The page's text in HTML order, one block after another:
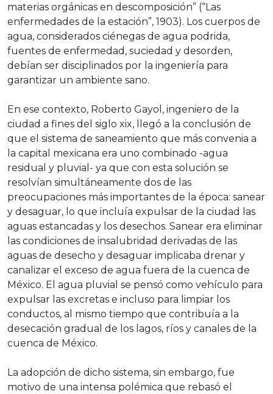
materias orgánicas en descomposición” (“Las
enfermedades de la estación”, 1903). Los cuerpos de
agua, considerados ciénegas de agua podrida,
fuentes de enfermedad, suciedad y desorden,
debían ser disciplinados por la ingeniería para
garantizar un ambiente sano.
En ese contexto, Roberto Gayol, ingeniero de la
ciudad a fines del siglo xix, llegó a la conclusión de
que el sistema de saneamiento que más convenia a
la capital mexicana era uno combinado -agua
residual y pluvial- ya que con esta solución se
resolvían simultáneamente dos de las
preocupaciones más importantes de la época: sanear
y desaguar, lo que incluía expulsar de la ciudad las
aguas estancadas y los desechos. Sanear era eliminar
las condiciones de insalubridad derivadas de las
aguas de desecho y desaguar implicaba drenar y
canalizar el exceso de agua fuera de la cuenca de
México. El agua pluvial se pensó como vehículo para
expulsar las excretas e incluso para limpiar los
conductos, al mismo tiempo que contribuía a la
desecación gradual de los lagos, ríos y canales de la
cuenca de México.
La adopción de dicho sistema, sin embargo, fue
motivo de una intensa polémica que rebasó el